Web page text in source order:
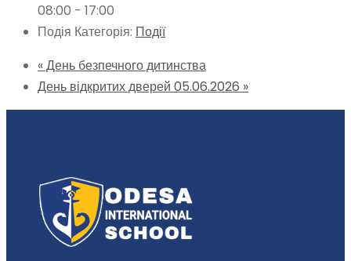
08:00 - 17:00
Подія Категорія: Події
«День безпечного дитинства
День відкритих дверей 05.06.2026 »